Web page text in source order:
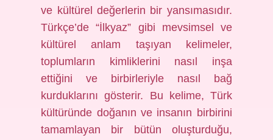
ve kültürel değerlerin bir yansımasıdır.
Türkçe’de “İlkyaz” gibi mevsimsel ve
kültürel anlam taşıyan kelimeler,
toplumların kimliklerini nasıl inşa
ettiğini ve birbirleriyle nasıl bağ
kurduklarını gösterir. Bu kelime, Türk
kültüründe doğanın ve insanın birbirini
tamamlayan bir bütün oluşturduğu,